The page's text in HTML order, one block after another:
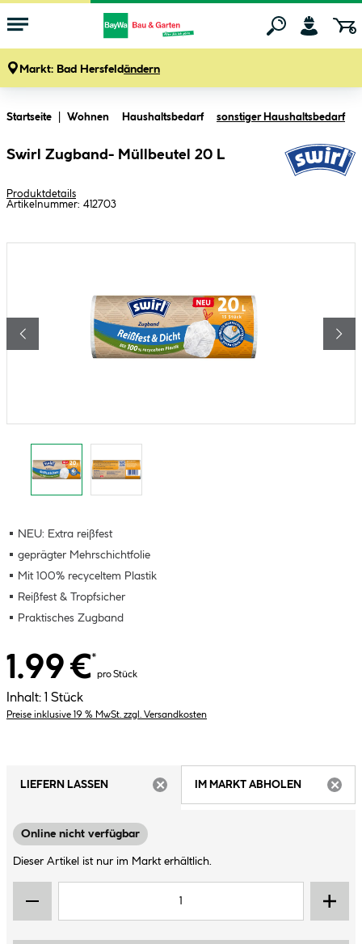
Markt: Bad Hersfeldändern
Startseite Wohnen Haushaltsbedarf sonstiger Haushaltsbedarf
Swirl Zugband- Müllbeutel 20 L
Produktdetails
Artikelnummer: 412703
NEU: Extra reißfest
geprägter Mehrschichtfolie
Mit 100% recyceltem Plastik
Reißfest & Tropfsicher
Praktisches Zugband
1.99 €*
pro Stück
Inhalt: 1 Stück
Preise inklusive 19 % MwSt. zzgl. Versandkosten
LIEFERN LASSEN
IM MARKT ABHOLEN
Online nicht verfügbar
Dieser Artikel ist nur im Markt erhältlich.